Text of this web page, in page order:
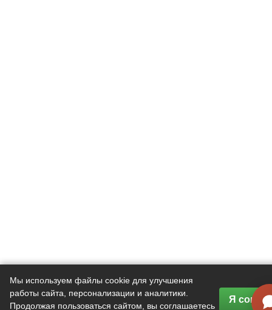
Мы используем файлы cookie для улучшения
работы сайта, персонализации и аналитики.
Продолжая пользоваться сайтом, вы соглашаетесь
Я